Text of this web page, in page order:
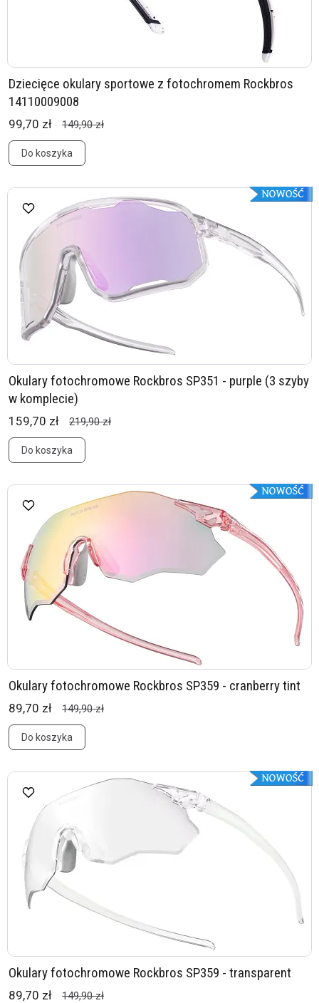
Dziecięce okulary sportowe z fotochromem Rockbros
14110009008
99,70 zł 149,90 zł
Do koszyka
Okulary fotochromowe Rockbros SP351 - purple (3 szyby
w komplecie)
159,70 zł 219,90 zł
Do koszyka
Okulary fotochromowe Rockbros SP359 - cranberry tint
89,70 zł 149,90 zł
Do koszyka
Okulary fotochromowe Rockbros SP359 - transparent
89,70 zł 149,90 zł